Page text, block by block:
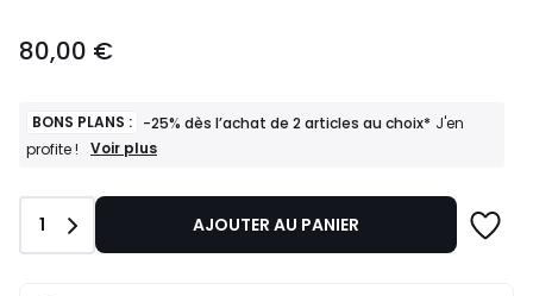
€.
80,00 €
BONS PLANS : -25% dès l’achat de 2 articles au choix* J'en
profite !
BONS
-25%
l’achat
Voir plus
Quantité
1 AJOUTER AU PANIER